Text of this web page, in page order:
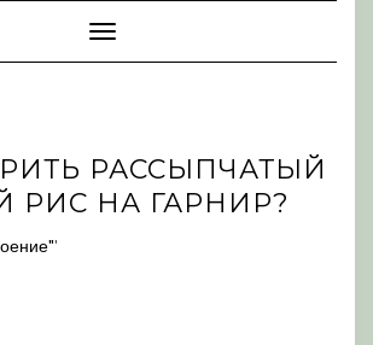
Toggle
Navigation
РАССЫПЧАТЫЙ
РИС НА ГАРНИР?
'